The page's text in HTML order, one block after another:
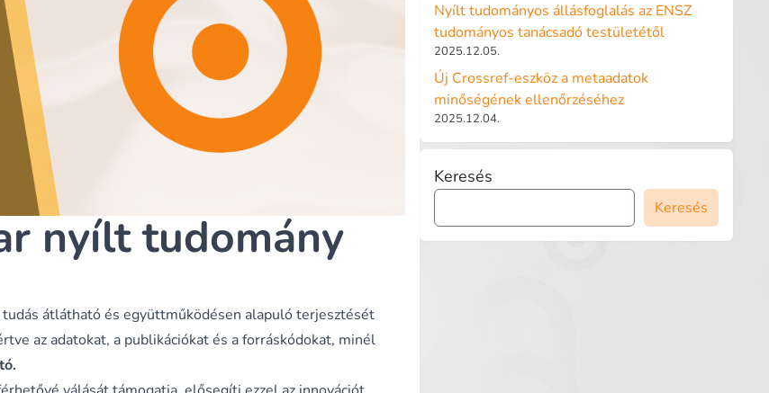
nyílt tudomány
tudás átlátható és együttműködésen alapuló terjesztését
az adatokat, a publikációkat és a forráskódokat, minél
Nyílt tudományos állásfoglalás az ENSZ
tudományos tanácsadó testületétől
2025.12.05.
Új Crossref-eszköz a metaadatok
minőségének ellenőrzéséhez
2025.12.04.
Keresés
Keresés